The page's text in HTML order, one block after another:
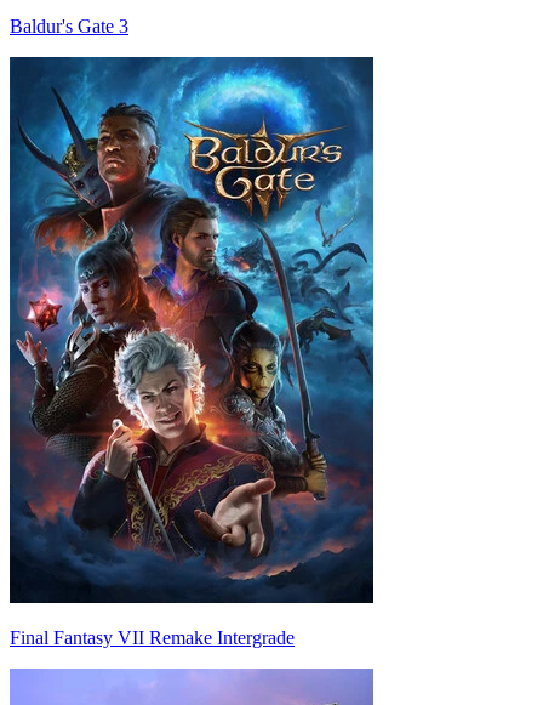
Baldur's Gate 3
Final Fantasy VII Remake Intergrade